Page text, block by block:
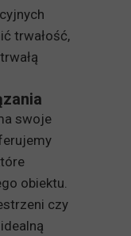
trwałość,
swoje
obiektu.
czy